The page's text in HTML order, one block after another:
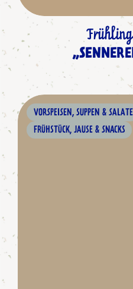
VORSPEISEN, SUPPEN & SALATE
FRÜHSTÜCK, JAUSE & SNACKS